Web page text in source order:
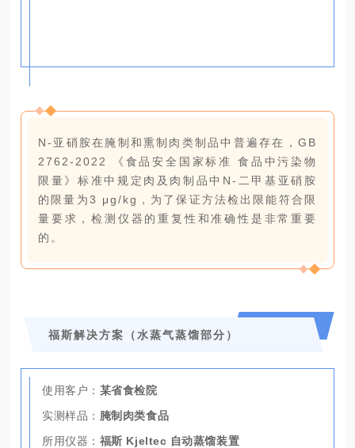
N-亚硝胺在腌制和熏制肉类制品中普遍存在，GB
2762-2022 《食品安全国家标准 食品中污染物
限量》标准中规定肉及肉制品中N-二甲基亚硝胺
的限量为3 μg/kg，为了保证方法检出限能符合限
量要求，检测仪器的重复性和准确性是非常重要
的。
福斯解决方案（水蒸气蒸馏部分）
使用客户： 某省食检院
实测样品： 腌制肉类食品
所用仪器： 福斯 Kjeltec 自动蒸馏装置